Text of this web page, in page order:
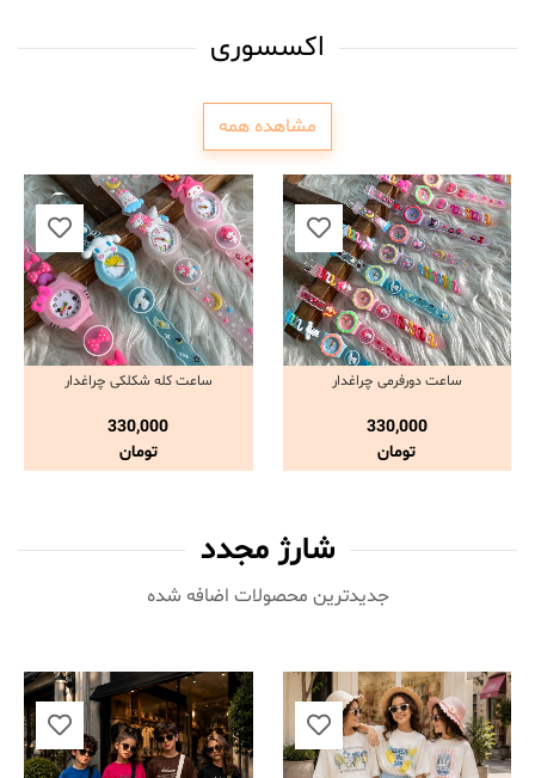
اکسسوری
مشاهده همه
مشاهده و خرید
ساعت دورفرمی چراغدار
330,000
تومان
مشاهده و خرید
ساعت کله شکلکی چراغدار
330,000
تومان
شارژ مجدد
جدیدترین محصولات اضافه شده‌
ناموجود